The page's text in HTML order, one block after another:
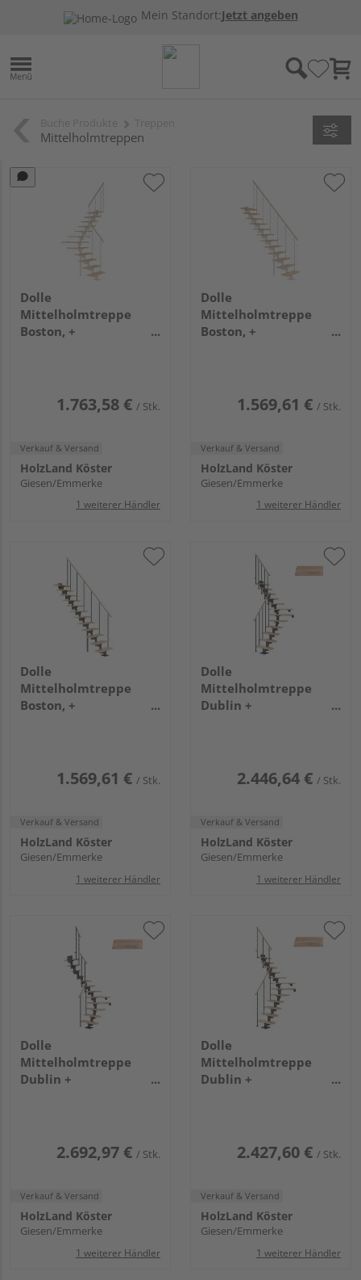
Mein Standort:Jetzt angeben
Mittelholmtreppen
Dolle
Mittelholmtreppe
Boston, +
1.763,58 € / Stk.
Verkauf & Versand
HolzLand Köster
Giesen/Emmerke
1 weiterer Händler
Dolle
Mittelholmtreppe
Boston, +
1.569,61 € / Stk.
Verkauf & Versand
HolzLand Köster
Giesen/Emmerke
1 weiterer Händler
Dolle
Mittelholmtreppe
Boston, +
anthrazit1.569,61 € / Stk.
Verkauf & Versand
HolzLand Köster
Giesen/Emmerke
1 weiterer Händler
Dolle
Mittelholmtreppe
Dublin +
Metallkomp anthrazit
2.446,64 € / Stk.
Verkauf & Versand
HolzLand Köster
Giesen/Emmerke
1 weiterer Händler
Dolle
Mittelholmtreppe
Dublin +
Metallkomp anthrazit
2.692,97 € / Stk.
Verkauf & Versand
HolzLand Köster
Giesen/Emmerke
1 weiterer Händler
Dolle
Mittelholmtreppe
Dublin +
Metallkomp anthrazit
2.427,60 € / Stk.
Verkauf & Versand
HolzLand Köster
Giesen/Emmerke
1 weiterer Händler